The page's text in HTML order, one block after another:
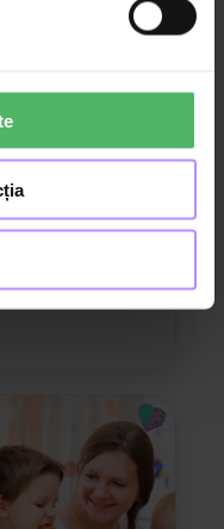
copilului